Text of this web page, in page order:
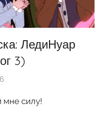
ЛедиНуар
3)
т
мне силу!